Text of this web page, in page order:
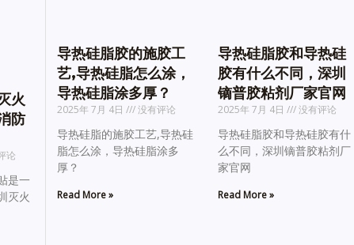
火
防
论
是一
灭火
导热硅脂胶的施胶工
艺,导热硅脂怎么涂，
导热硅脂涂多厚？
2025年 7月 4日 没有评论
导热硅脂的施胶工艺,导热硅
脂怎么涂，导热硅脂涂多
厚？
Read More »
导热硅脂胶和导热硅
胶有什么不同，深圳
镝普胶粘剂厂家官网
2025年 7月 4日 没有评论
导热硅脂胶和导热硅胶有什
么不同，深圳镝普胶粘剂厂
家官网
Read More »